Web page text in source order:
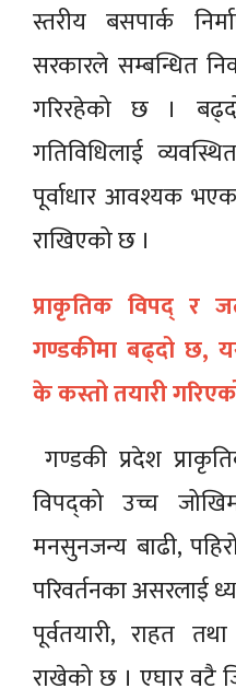
स्तरीय बसपार्क
सरकारले सम्बन्धित
गरिरहेको छ ।
गतिविधिलाई
पूर्वाधार आवश्यक
राखिएको छ ।
प्राकृतिक विपद् र
गण्डकीमा बढ्दो छ,
के कस्तो तयारी
गण्डकी प्रदेश
विपद्को उच्च
मनसुनजन्य बाढी,
परिवर्तनका असरलाई
पूर्वतयारी, राहत
राखेको छ । एघार वटै